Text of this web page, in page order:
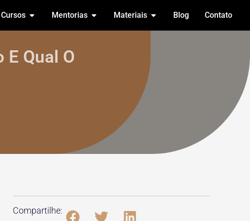
Cursos Mentorias Materiais Blog Contato
E Qual O
Compartilhe: